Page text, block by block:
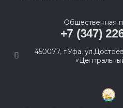
Общественная
+7 (347)
450077, г.Уфа,